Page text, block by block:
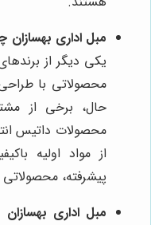
مبل اداری بهسازان
یکی دیگر از
محصولاتی با
حال، برخی از
محصولات داتیس
از مواد اولیه
پیشرفته، محصولاتی
مبل اداری